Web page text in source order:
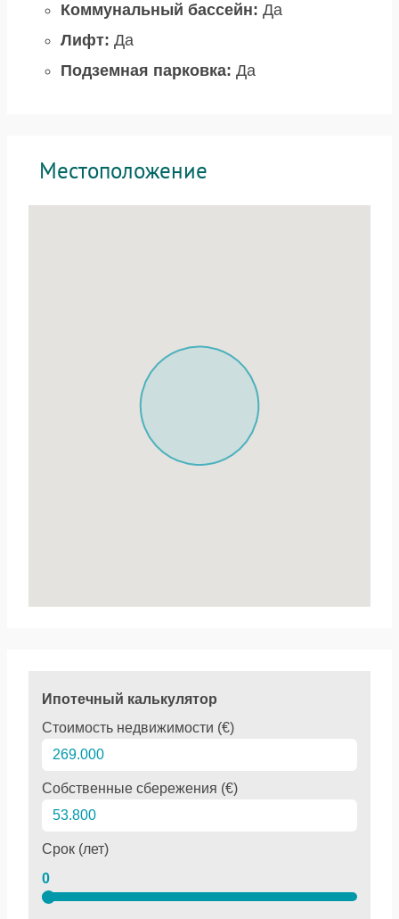
Коммунальный бассейн: Да
Лифт: Да
Подземная парковка: Да
Местоположение
Ипотечный калькулятор
Стоимость недвижимости (€)
Собственные сбережения (€)
Срок (лет)
0